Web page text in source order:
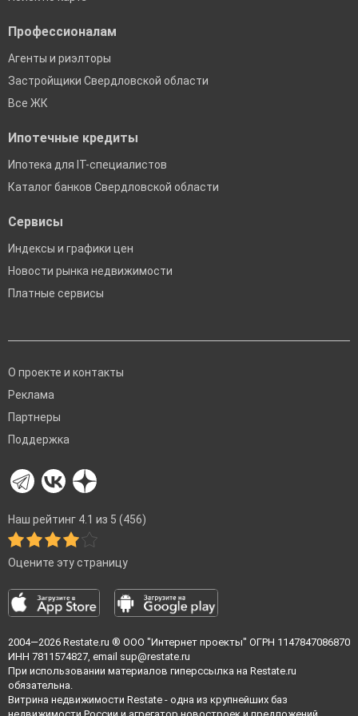
Профессионалам
Агенты и риэлторы
Застройщики Свердловской области
Все ЖК
Ипотечные кредиты
Ипотека для IT-специалистов
Каталог банков Свердловской области
Сервисы
Индексы и графики цен
Новости рынка недвижимости
Платные сервисы
О проекте и контакты
Реклама
Партнеры
Поддержка
Наш рейтинг 4.1 из 5 (456)
Оцените эту страницу
2004—2026 Restate.ru ® ООО "Интернет проекты" ОГРН 1147847086870
ИНН 7811574827, email sup@restate.ru
При использовании материалов гиперссылка на Restate.ru
обязательна.
Витрина недвижимости Restate - одна из крупнейших баз